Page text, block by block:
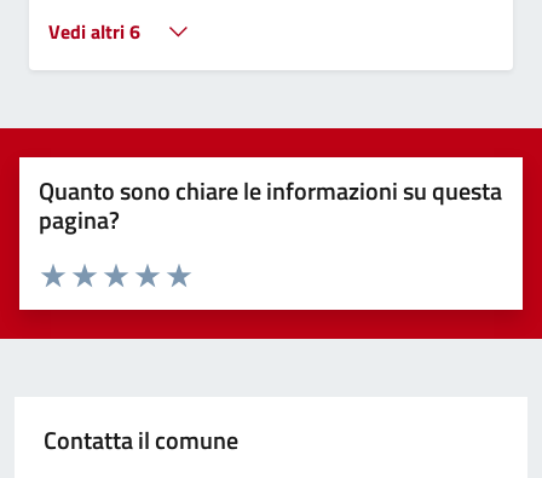
Vedi altri 6
Quanto sono chiare le informazioni su questa
pagina?
Valuta 5 stelle su 5
Valuta 4 stelle su 5
Valuta 3 stelle su 5
Valuta 2 stelle su 5
Valuta 1 stelle su 5
Contatta il comune